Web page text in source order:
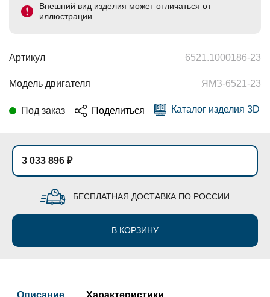
Внешний вид изделия может отличаться от
иллюстрации
Артикул 6521.1000186-23
Модель двигателя ЯМЗ-6521-23
Под заказ Поделиться Каталог изделия 3D
3 033 896 ₽
БЕСПЛАТНАЯ ДОСТАВКА ПО РОССИИ
В КОРЗИНУ
Описание Характеристики